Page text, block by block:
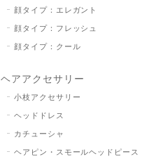
顔タイプ：エレガント
顔タイプ：フレッシュ
顔タイプ：クール
ヘアアクセサリー
小枝アクセサリー
ヘッドドレス
カチューシャ
ヘアピン・スモールヘッドピース